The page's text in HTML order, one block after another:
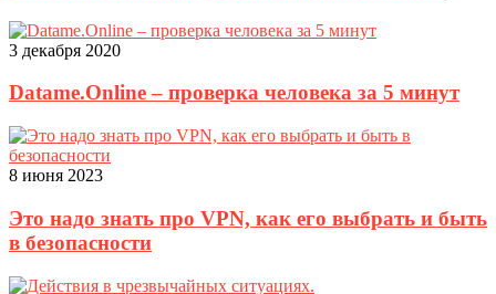
3 декабря 2020
Datame.Online – проверка человека за 5 минут
8 июня 2023
Это надо знать про VPN, как его выбрать и быть
в безопасности